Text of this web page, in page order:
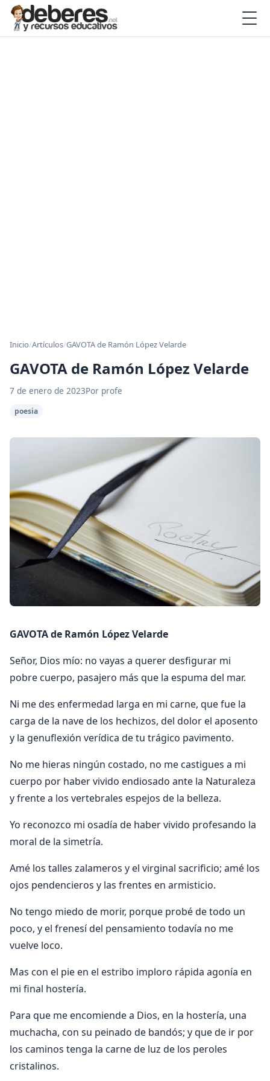
Inicio/Artículos/GAVOTA de Ramón López Velarde
GAVOTA de Ramón López Velarde
7 de enero de 2023Por profe
poesia
GAVOTA de Ramón López Velarde
Señor, Dios mío: no vayas a querer desfigurar mi
pobre cuerpo, pasajero más que la espuma del mar.
Ni me des enfermedad larga en mi carne, que fue la
carga de la nave de los hechizos, del dolor el aposento
y la genuflexión verídica de tu trágico pavimento.
No me hieras ningún costado, no me castigues a mi
cuerpo por haber vivido endiosado ante la Naturaleza
y frente a los vertebrales espejos de la belleza.
Yo reconozco mi osadía de haber vivido profesando la
moral de la simetría.
Amé los talles zalameros y el virginal sacrificio; amé los
ojos pendencieros y las frentes en armisticio.
No tengo miedo de morir, porque probé de todo un
poco, y el frenesí del pensamiento todavía no me
vuelve loco.
Mas con el pie en el estribo imploro rápida agonía en
mi final hostería.
Para que me encomiende a Dios, en la hostería, una
muchacha, con su peinado de bandós; y que de ir por
los caminos tenga la carne de luz de los peroles
cristalinos.